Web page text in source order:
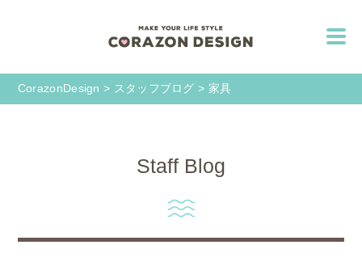
CorazonDesign > スタッフブログ > 家具
Staff Blog